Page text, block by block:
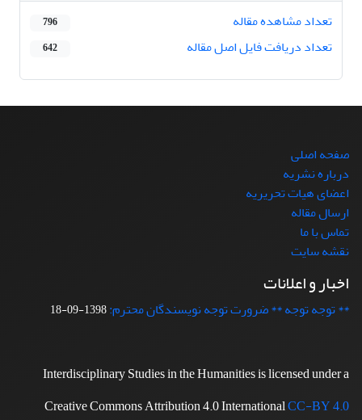
تعداد مشاهده مقاله
796
تعداد دریافت فایل اصل مقاله 642
صفحه اصلی
درباره نشریه
اعضای هیات تحریریه
ارسال مقاله
تماس با ما
نقشه سایت
اخبار و اعلانات
** توجه توجه ** ضرورت توجه نویسندگان محترم:1398-09-18
Interdisciplinary Studies in the Humanities is licensed under a
Creative Commons Attribution 4.0 InternationalCC-BY 4.0